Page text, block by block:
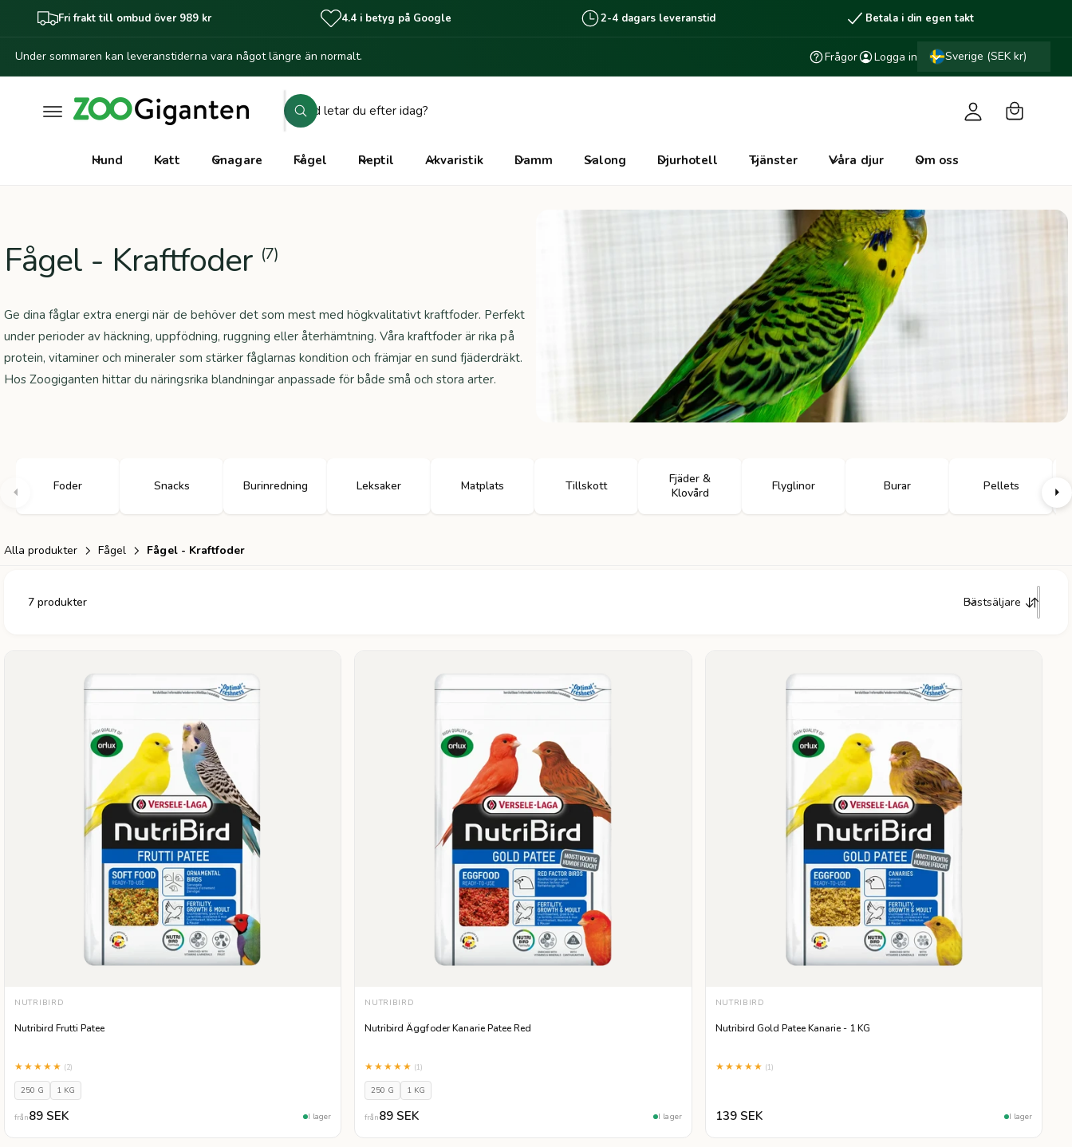
n
Fri frakt till ombud över 989 kr 4.4 i betyg på Google 2-4 dagars leveranstid Betala i din egen takt
Under sommaren kan leveranstiderna vara något längre än normalt. Frågor Logga in Sverige (SEK kr)
S
ö
i
k
S
ö
o
g
a
r
u
k
Hund Katt Gnagare Fågel Reptil Akvaristik Damm Salong Djurhotell Tjänster Våra djur Om oss
Fågel - Kraftfoder (7)
Ge dina fåglar extra energi när de behöver det som mest med högkvalitativt kraftfoder. Perfekt
under perioder av häckning, uppfödning, ruggning eller återhämtning. Våra kraftfoder är rika på
protein, vitaminer och mineraler som stärker fåglarnas kondition och främjar en sund fjäderdräkt.
Hos Zoogiganten hittar du näringsrika blandningar anpassade för både små och stora arter.
Foder Snacks Burinredning Leksaker Matplats Tillskott
Fjäder &
Klovård
Flyglinor Burar Pellets
Alla produkter Fågel Fågel - Kraftfoder
7 produkter Bästsäljare
VÄLJ STORLEK
250 G 1 KG
NUTRIBIRD
Nutribird Frutti Patee
★★★★★ (2)
250 G 1 KG
från89 SEK I lager
VÄLJ STORLEK
250 G 1 KG
NUTRIBIRD
Nutribird Äggfoder Kanarie Patee Red
★★★★★ (1)
250 G 1 KG
från89 SEK I lager
NUTRIBIRD
Nutribird Gold Patee Kanarie - 1 KG
★★★★★ (1)
139 SEK I lager